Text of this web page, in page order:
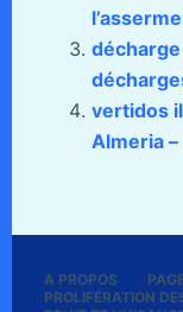
vertidos
Almeria
A PROPOS
PROLIFÉRATION